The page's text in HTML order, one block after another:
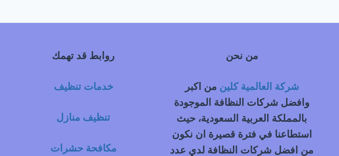
من نحن
شركة العالمية كلين من اكبر
وافضل شركات النظافة الموجودة
بالمملكة العربية السعودية، حيث
استطاعنا في فترة قصيرة ان نكون
من افضل شركات النظافة لدي عدد
روابط قد تهمك
خدمات تنظيف
تنظيف منازل
مكافحة حشرات